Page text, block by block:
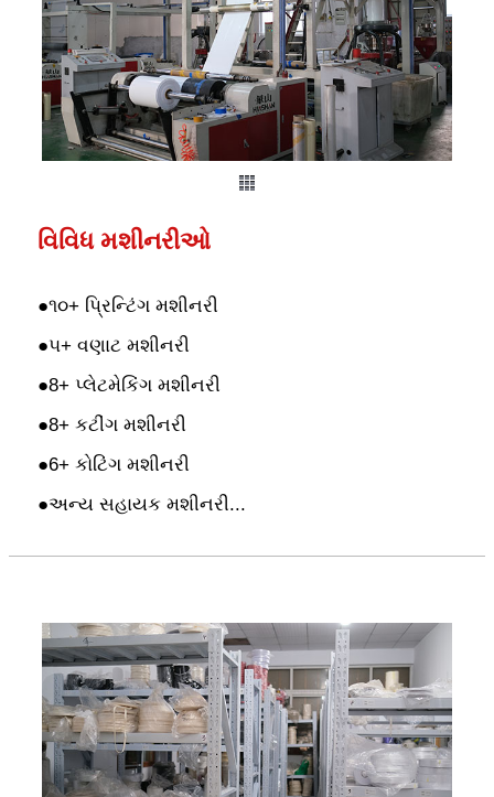
વિવિધ મશીનરીઓ
●૧૦+ પ્રિન્ટિંગ મશીનરી
●૫+ વણાટ મશીનરી
●8+ પ્લેટમેકિંગ મશીનરી
●8+ કટીંગ મશીનરી
●6+ કોટિંગ મશીનરી
●અન્ય સહાયક મશીનરી...